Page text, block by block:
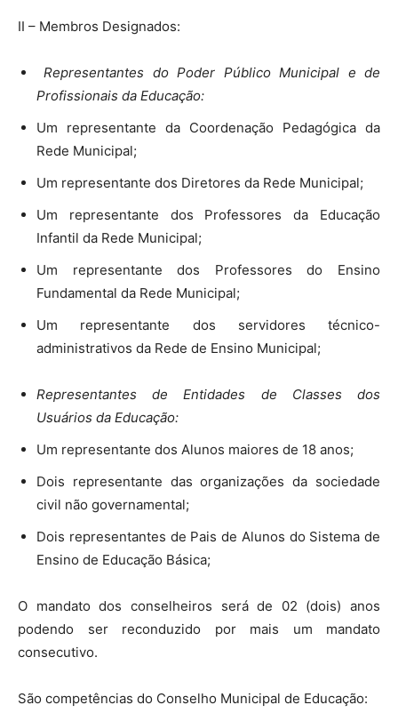
II – Membros Designados:
Representantes do Poder Público Municipal e de
Profissionais da Educação:
Um representante da Coordenação Pedagógica da
Rede Municipal;
Um representante dos Diretores da Rede Municipal;
Um representante dos Professores da Educação
Infantil da Rede Municipal;
Um representante dos Professores do Ensino
Fundamental da Rede Municipal;
Um representante dos servidores técnico-
administrativos da Rede de Ensino Municipal;
Representantes de Entidades de Classes dos
Usuários da Educação:
Um representante dos Alunos maiores de 18 anos;
Dois representante das organizações da sociedade
civil não governamental;
Dois representantes de Pais de Alunos do Sistema de
Ensino de Educação Básica;
O mandato dos conselheiros será de 02 (dois) anos
podendo ser reconduzido por mais um mandato
consecutivo.
São competências do Conselho Municipal de Educação: